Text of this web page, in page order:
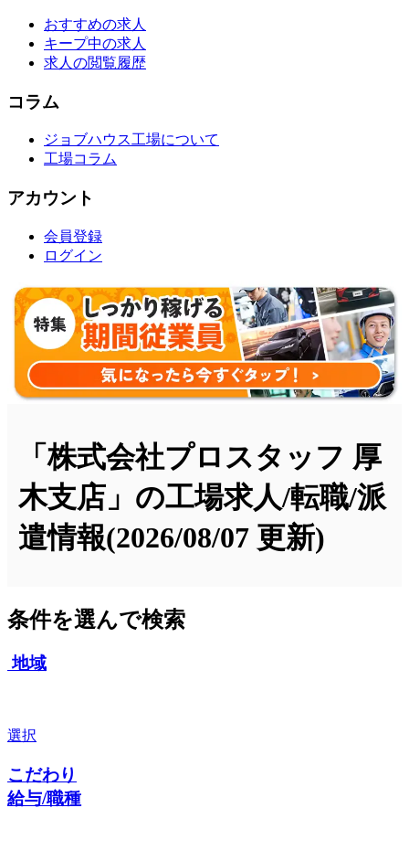
おすすめの求人
キープ中の求人
求人の閲覧履歴
コラム
ジョブハウス工場について
工場コラム
アカウント
会員登録
ログイン
「株式会社プロスタッフ 厚
木支店」の工場求人/転職/派
遣情報(2026/08/07 更新)
条件を選んで検索
地域
選択
こだわり
給与/職種